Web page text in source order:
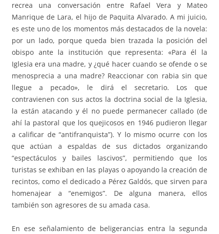
recrea una conversación entre Rafael Vera y Mateo
Manrique de Lara, el hijo de Paquita Alvarado. A mi juicio,
es este uno de los momentos más destacados de la novela:
por un lado, porque queda bien trazada la posición del
obispo ante la institución que representa: «Para él la
Iglesia era una madre, y ¿qué hacer cuando se ofende o se
menosprecia a una madre? Reaccionar con rabia sin que
llegue a pecado», le dirá el secretario. Los que
contravienen con sus actos la doctrina social de la Iglesia,
la están atacando y él no puede permanecer callado (de
ahí la pastoral que los quejicosos en 1946 pudieron llegar
a calificar de “antifranquista”). Y lo mismo ocurre con los
que actúan a espaldas de sus dictados organizando
“espectáculos y bailes lascivos”, permitiendo que los
turistas se exhiban en las playas o apoyando la creación de
recintos, como el dedicado a Pérez Galdós, que sirven para
homenajear a “enemigos”. De alguna manera, ellos
también son agresores de su amada casa.
En ese señalamiento de beligerancias entra la segunda